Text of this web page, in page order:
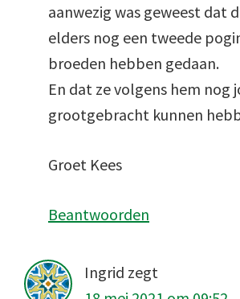
aanwezig was geweest dat
elders nog een tweede
broeden hebben gedaan.
En dat ze volgens hem nog
grootgebracht kunnen
Groet Kees
Beantwoorden
Ingrid zegt